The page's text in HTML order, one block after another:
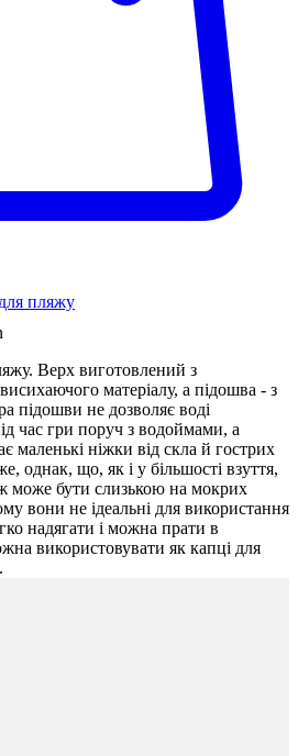
пляжу
Верх виготовлений з
матеріалу, а підошва - з
підошви не дозволяє воді
час гри поруч з водоймами, а
маленькі ніжки від скла й гострих
однак, що, як і у більшості взуття,
може бути слизькою на мокрих
вони не ідеальні для використання
надягати і можна прати в
використовувати як капці для